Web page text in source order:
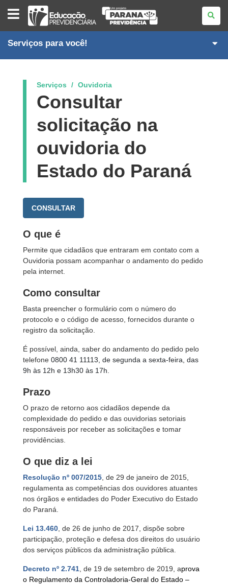
EDUCAÇÃO
PREVIDÊNCIARIA
Serviços para você!
Serviços Ouvidoria
Consultar
solicitação na
ouvidoria do
Estado do Paraná
CONSULTAR
O que é
Permite que cidadãos que entraram em contato com a
Ouvidoria possam acompanhar o andamento do pedido
pela internet.
Como consultar
Basta preencher o formulário com o número do
protocolo e o código de acesso, fornecidos durante o
registro da solicitação.
É possível, ainda, saber do andamento do pedido pelo
telefone 0800 41 11113, de segunda a sexta-feira, das
9h às 12h e 13h30 às 17h.
Prazo
O prazo de retorno aos cidadãos depende da
complexidade do pedido e das ouvidorias setoriais
responsáveis por receber as solicitações e tomar
providências.
O que diz a lei
Resolução nº 007/2015 , de 29 de janeiro de 2015,
regulamenta as competências dos ouvidores atuantes
nos órgãos e entidades do Poder Executivo do Estado
do Paraná.
Lei 13.460 , de 26 de junho de 2017, dispõe sobre
participação, proteção e defesa dos direitos do usuário
dos serviços públicos da administração pública.
Decreto nº 2.741 , de 19 de setembro de 2019, aprova
o Regulamento da Controladoria-Geral do Estado –